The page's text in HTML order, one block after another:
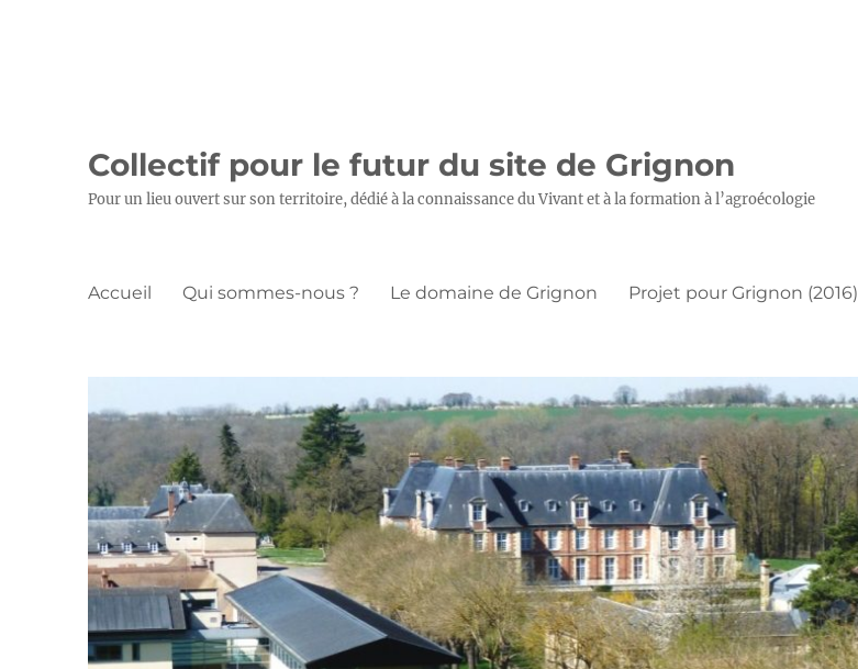
Collectif pour le futur du site de Grignon
Pour un lieu ouvert sur son territoire, dédié à la connaissance du Vivant et à la formation à l’agroécologie
Accueil Qui sommes-nous ? Le domaine de Grignon Projet pour Grignon (2016)